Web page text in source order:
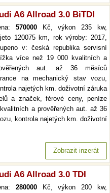
A6 Allroad 3.0 BiTDI
570000Kč, výkon 235 kw,
120075 km, rok výroby: 2017,
v: česká republika servisní
více než 19 000 kvalitních a
aut. až 36 měsíců
na mechanický stav vozu,
najetých km. doživotní záruka
a značek, férové ceny, peníze
a prověřených aut. až 36
kontrola najetých km. doživotní
Zobrazit inzerát
A6 Allroad 3.0 TDI
280000Kč, výkon 200 kw,